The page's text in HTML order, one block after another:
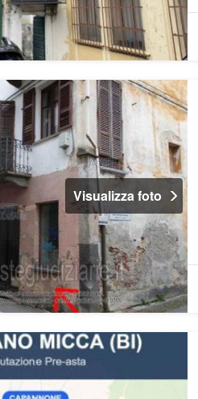
Visualizza foto